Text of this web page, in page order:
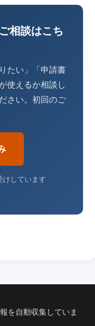
相談はこち
たい」「申請書
使えるか相談し
さい。初回のご
けしています
を自動収集していま